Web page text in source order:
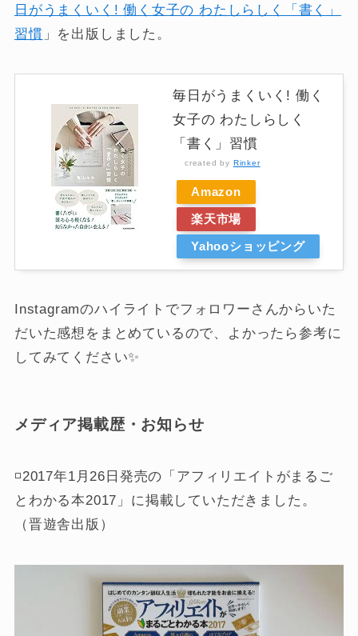
日がうまくいく! 働く女子の わたしらしく「書く」
習慣 」を出版しました。
毎日がうまくいく! 働く
女子の わたしらしく
「書く」習慣
created by Rinker
Amazon
楽天市場
Yahooショッピング
Instagramのハイライトでフォロワーさんからいた
だいた感想をまとめているので、よかったら参考に
してみてください✨
メディア掲載歴・お知らせ
◽️2017年1月26日発売の「アフィリエイトがまるご
とわかる本2017」に掲載していただきました。
（晋遊舎出版）